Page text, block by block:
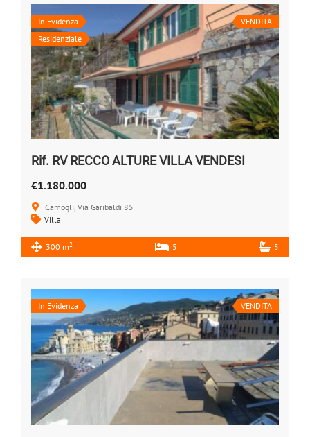
In Evidenza
Residenziale
VENDITA
Rif. RV RECCO ALTURE VILLA VENDESI
€1.180.000
Camogli, Via Garibaldi 85
Villa
300 m2 5 5
In Evidenza VENDITA